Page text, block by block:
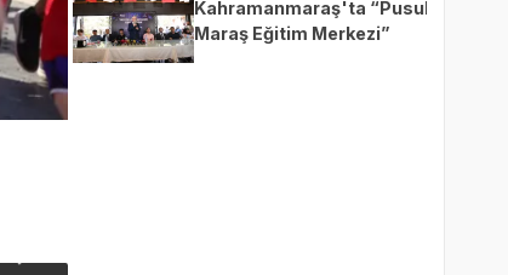
Kahramanmaraş'ta “Pusula
Maraş Eğitim Merkezi”